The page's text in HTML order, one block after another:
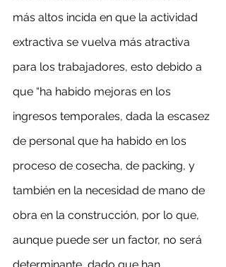
más altos incida en que la actividad
extractiva se vuelva más atractiva
para los trabajadores, esto debido a
que “ha habido mejoras en los
ingresos temporales, dada la escasez
de personal que ha habido en los
proceso de cosecha, de packing, y
también en la necesidad de mano de
obra en la construcción, por lo que,
aunque puede ser un factor, no será